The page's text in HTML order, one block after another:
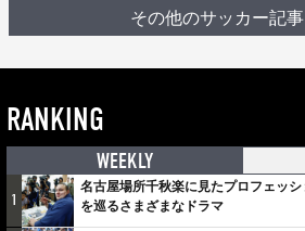
その他のサッカー記
RANKING
WEEKLY
1
名古屋場所千秋楽に見たプロフェッ
を巡るさまざまなドラマ